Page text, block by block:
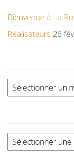
Bienvenue à La
Réalisateurs 26
Archives
Catégories